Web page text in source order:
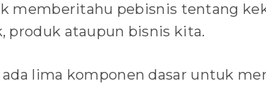
memberitahu pebisnis tentang
produk ataupun bisnis kita.
ada lima komponen dasar untuk